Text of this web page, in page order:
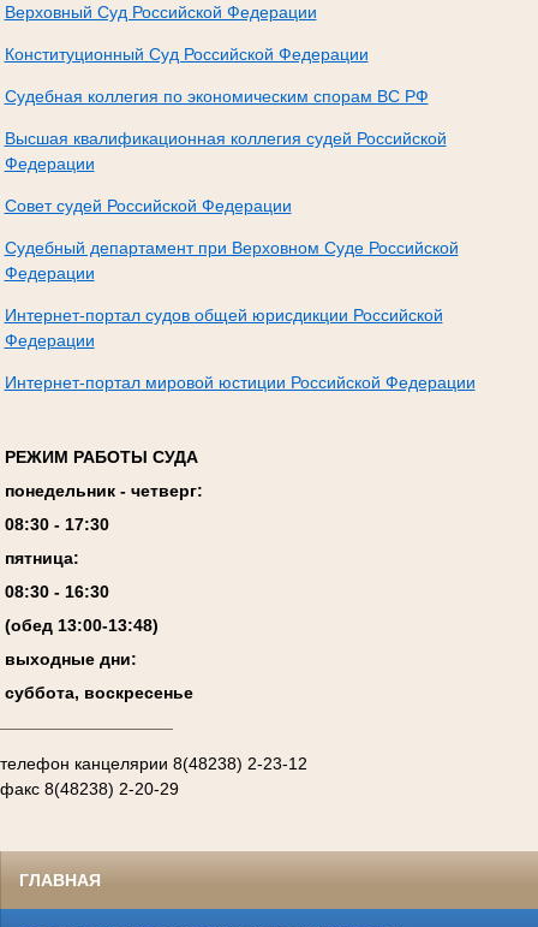
Верховный Суд Российской Федерации
Конституционный Суд Российской Федерации
Судебная коллегия по экономическим спорам ВС РФ
Высшая квалификационная коллегия судей Российской
Федерации
Совет судей Российской Федерации
Судебный департамент при Верховном Суде Российской
Федерации
Интернет-портал судов общей юрисдикции Российской
Федерации
Интернет-портал мировой юстиции Российской Федерации
РЕЖИМ РАБОТЫ СУДА
понедельник - четверг:
08:30 - 17:30
пятница:
08:30 - 16:30
(обед 13:00-13:48)
выходные дни:
суббота, воскресенье
телефон канцелярии 8(48238) 2-23-12
факс 8(48238) 2-20-29
ГЛАВНАЯ